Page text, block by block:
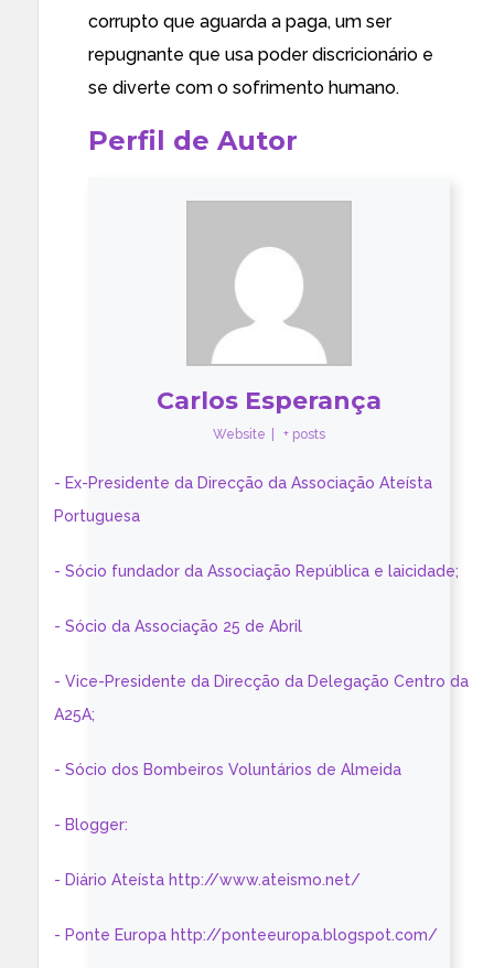
corrupto que aguarda a paga, um ser
repugnante que usa poder discricionário e
se diverte com o sofrimento humano.
Perfil de Autor
Carlos Esperança
Website + posts
- Ex-Presidente da Direcção da Associação Ateísta
Portuguesa
- Sócio fundador da Associação República e laicidade;
- Sócio da Associação 25 de Abril
- Vice-Presidente da Direcção da Delegação Centro da
A25A;
- Sócio dos Bombeiros Voluntários de Almeida
- Blogger:
- Diário Ateísta http://www.ateismo.net/
- Ponte Europa http://ponteeuropa.blogspot.com/